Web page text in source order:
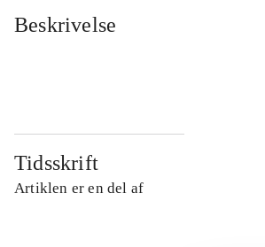
Beskrivelse
Tidsskrift
Artiklen er en del af